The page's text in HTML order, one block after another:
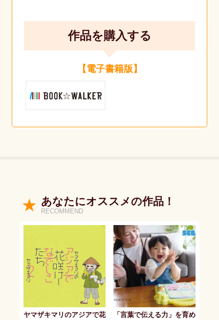
作品を購入する
【電子書籍版】
あなたにオススメの作品！
RECOMMEND
ヤマザキマリのアジアで花
「言葉で伝える力」を育め